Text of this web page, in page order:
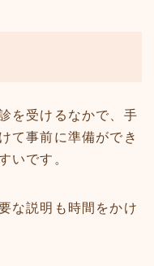
を受けるなかで、手
て事前に準備ができ
いです。
な説明も時間をかけ